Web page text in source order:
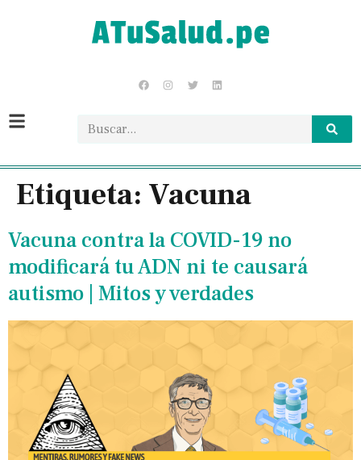
Etiqueta: Vacuna
Vacuna contra la COVID-19 no
modificará tu ADN ni te causará
autismo | Mitos y verdades